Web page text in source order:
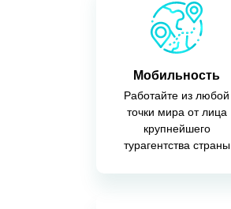
Мобильность
Работайте из любой
точки мира от лица
крупнейшего
турагентства страны